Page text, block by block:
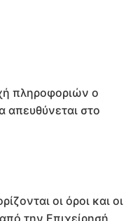
πληροφοριών ο
απευθύνεται στο
οι όροι και οι
την Επιχείρησή